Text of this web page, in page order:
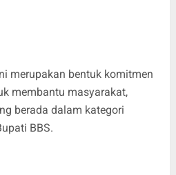
merupakan bentuk komitmen
membantu masyarakat,
berada dalam kategori
BBS.